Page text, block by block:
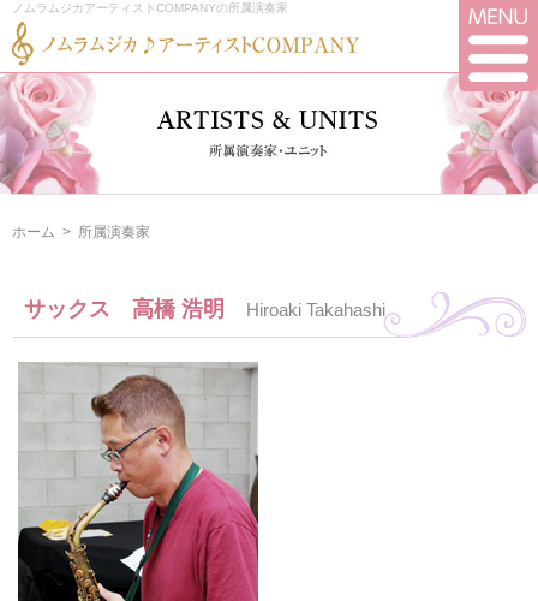
ノムラムジカアーティストCOMPANYの所属演奏家
ホーム > 所属演奏家
サックス 高橋 浩明 Hiroaki Takahashi